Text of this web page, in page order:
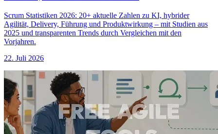
Scrum Statistiken 2026: 20+ aktuelle Zahlen zu KI, hybrider
Agilität, Delivery, Führung und Produktwirkung – mit Studien aus
2025 und transparenten Trends durch Vergleichen mit den
Vorjahren.
22. Juli 2026